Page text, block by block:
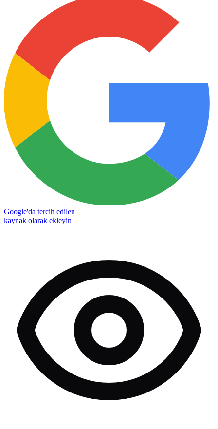
Google'da tercih edilen
kaynak olarak ekleyin